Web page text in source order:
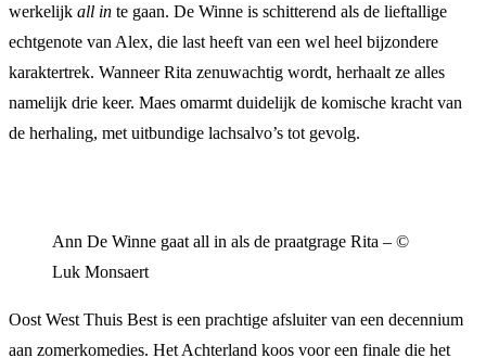
werkelijk all in te gaan. De Winne is schitterend als de lieftallige
echtgenote van Alex, die last heeft van een wel heel bijzondere
karaktertrek. Wanneer Rita zenuwachtig wordt, herhaalt ze alles
namelijk drie keer. Maes omarmt duidelijk de komische kracht van
de herhaling, met uitbundige lachsalvo’s tot gevolg.
Ann De Winne gaat all in als de praatgrage Rita – ©
Luk Monsaert
Oost West Thuis Best is een prachtige afsluiter van een decennium
aan zomerkomedies. Het Achterland koos voor een finale die het